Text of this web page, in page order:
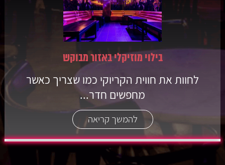
בילוי מוזיקלי באזור מבוקש
לחוות את חווית הקריוקי כמו שצריך כאשר
מחפשים חדר...
להמשך קריאה